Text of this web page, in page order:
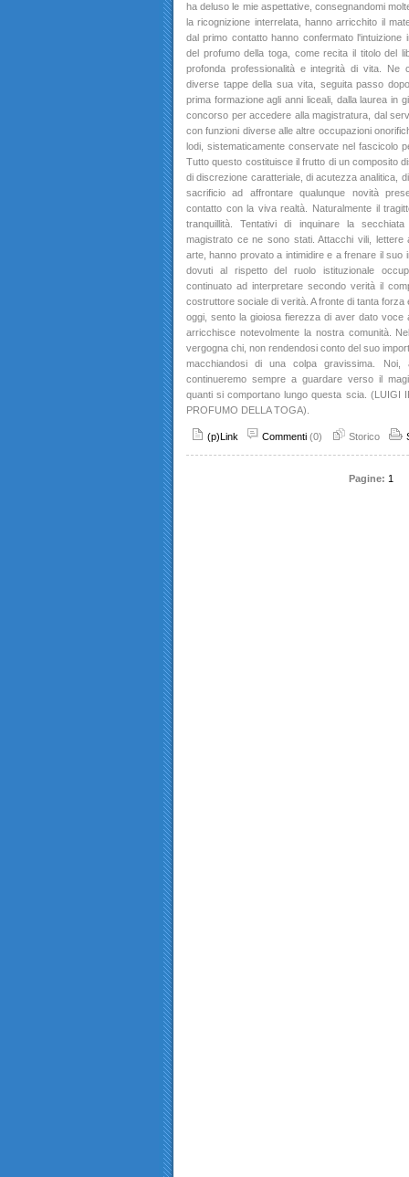
ha deluso le mie aspettative, consegnandomi
la ricognizione interrelata, hanno arricchito il
dal primo contatto hanno confermato l'intuizione
del profumo della toga, come recita il titolo del
profonda professionalità e integrità di vita. Ne
diverse tappe della sua vita, seguita passo
prima formazione agli anni liceali, dalla laurea in
concorso per accedere alla magistratura, dal
con funzioni diverse alle altre occupazioni
lodi, sistematicamente conservate nel fascicolo
Tutto questo costituisce il frutto di un composito
di discrezione caratteriale, di acutezza analitica,
sacrificio ad affrontare qualunque novità
contatto con la viva realtà. Naturalmente il
tranquillità. Tentativi di inquinare la
magistrato ce ne sono stati. Attacchi vili, lettere
arte, hanno provato a intimidire e a frenare il suo
dovuti al rispetto del ruolo istituzionale
continuato ad interpretare secondo verità il
costruttore sociale di verità. A fronte di tanta forza
oggi, sento la gioiosa fierezza di aver dato voce
arricchisce notevolmente la nostra comunità.
vergogna chi, non rendendosi conto del suo
macchiandosi di una colpa gravissima. Noi,
continueremo sempre a guardare verso il
quanti si comportano lungo questa scia. (LUIGI
PROFUMO DELLA TOGA).
(p)Link Commenti (0) Storico
Pagine: 1